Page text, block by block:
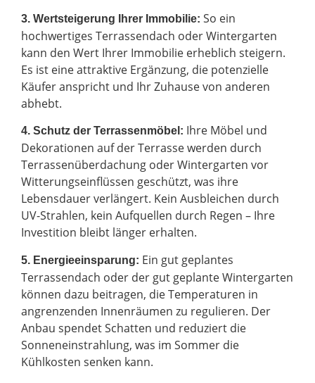
3. Wertsteigerung Ihrer Immobilie: So ein
hochwertiges Terrassendach oder Wintergarten
kann den Wert Ihrer Immobilie erheblich steigern.
Es ist eine attraktive Ergänzung, die potenzielle
Käufer anspricht und Ihr Zuhause von anderen
abhebt.
4. Schutz der Terrassenmöbel: Ihre Möbel und
Dekorationen auf der Terrasse werden durch
Terrassenüberdachung oder Wintergarten vor
Witterungseinflüssen geschützt, was ihre
Lebensdauer verlängert. Kein Ausbleichen durch
UV-Strahlen, kein Aufquellen durch Regen – Ihre
Investition bleibt länger erhalten.
5. Energieeinsparung: Ein gut geplantes
Terrassendach oder der gut geplante Wintergarten
können dazu beitragen, die Temperaturen in
angrenzenden Innenräumen zu regulieren. Der
Anbau spendet Schatten und reduziert die
Sonneneinstrahlung, was im Sommer die
Kühlkosten senken kann.